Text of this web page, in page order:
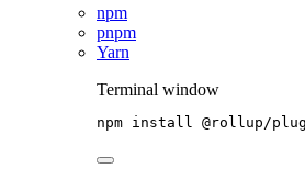
npm
pnpm
Yarn
Terminal window
npm install @rollup/